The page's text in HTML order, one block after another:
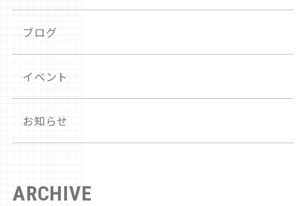
ブログ
イベント
お知らせ
ARCHIVE